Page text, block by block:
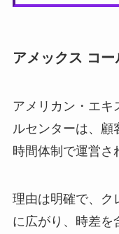
アメックス コ
アメリカン・エキ
ルセンターは、顧
時間体制で運営さ
理由は明確で、ク
に広がり、時差を